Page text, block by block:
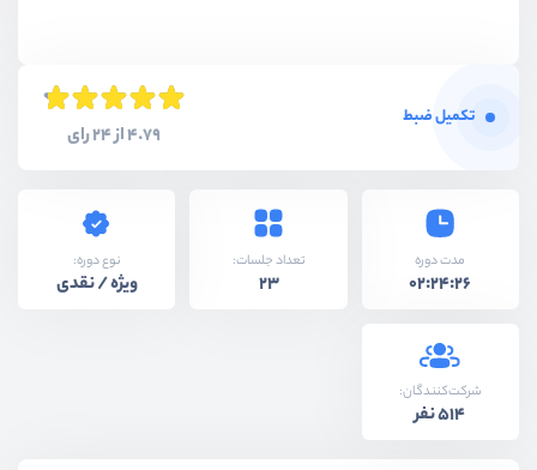
تکمیل ضبط
4.79 از 24 رای
مدت دوره
02:24:26
تعداد جلسات:
23
نوع دوره:
ویژه / نقدی
شرکت‌کنندگان:
514 نفر